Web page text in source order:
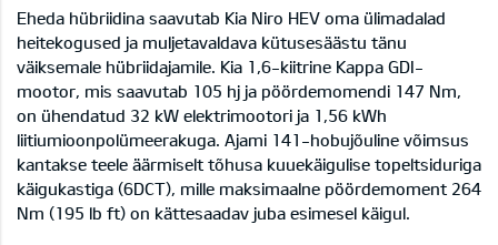
Eheda hübriidina saavutab Kia Niro HEV oma ülimadalad
heitekogused ja muljetavaldava kütusesäästu tänu
väiksemale hübriidajamile. Kia 1,6-kiitrine Kappa GDI-
mootor, mis saavutab 105 hj ja pöördemomendi 147 Nm,
on ühendatud 32 kW elektrimootori ja 1,56 kWh
liitiumioonpolümeerakuga. Ajami 141-hobujõuline võimsus
kantakse teele äärmiselt tõhusa kuuekäigulise topeltsiduriga
käigukastiga (6DCT), mille maksimaalne pöördemoment 264
Nm (195 lb ft) on kättesaadav juba esimesel käigul.